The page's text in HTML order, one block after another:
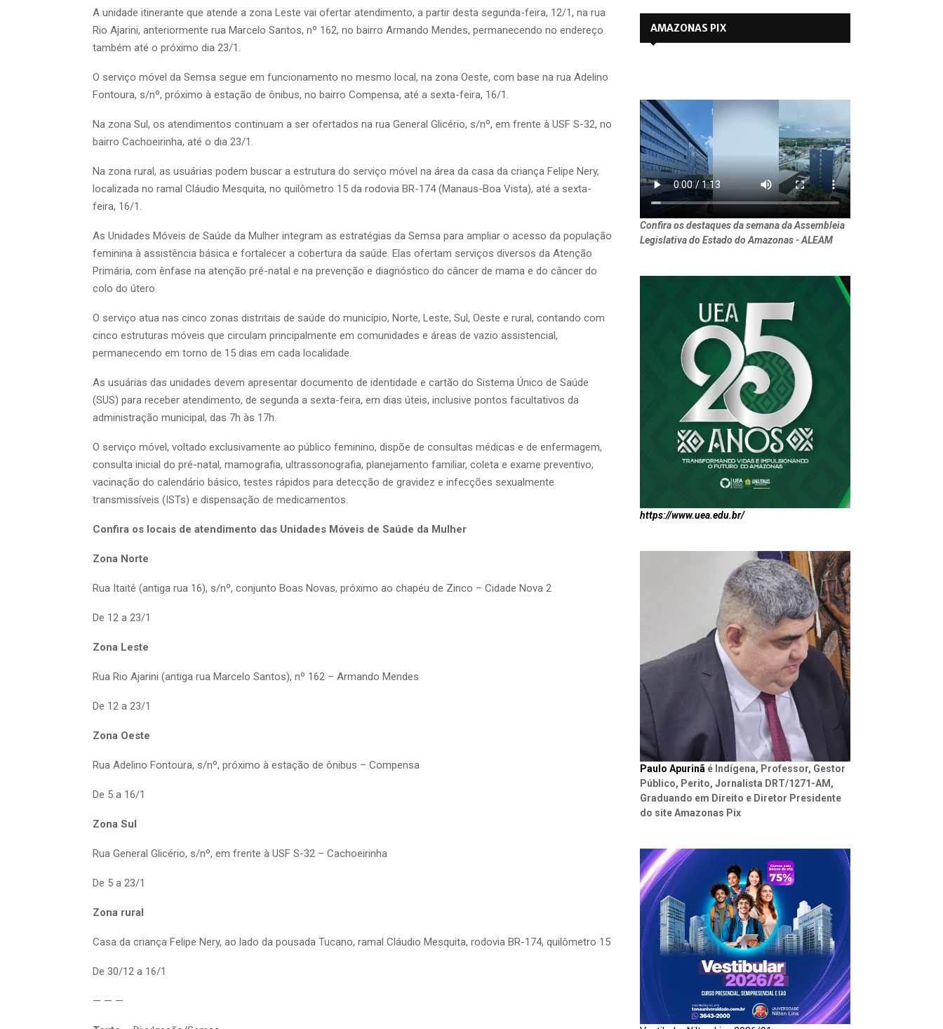
A unidade itinerante que atende a zona Leste vai ofertar atendimento, a partir desta segunda-feira, 12/1, na rua
Rio Ajarini, anteriormente rua Marcelo Santos, nº 162, no bairro Armando Mendes, permanecendo no endereço
também até o próximo dia 23/1.
O serviço móvel da Semsa segue em funcionamento no mesmo local, na zona Oeste, com base na rua Adelino
Fontoura, s/nº, próximo à estação de ônibus, no bairro Compensa, até a sexta-feira, 16/1.
Na zona Sul, os atendimentos continuam a ser ofertados na rua General Glicério, s/nº, em frente à USF S-32, no
bairro Cachoeirinha, até o dia 23/1.
Na zona rural, as usuárias podem buscar a estrutura do serviço móvel na área da casa da criança Felipe Nery,
localizada no ramal Cláudio Mesquita, no quilômetro 15 da rodovia BR-174 (Manaus-Boa Vista), até a sexta-
feira, 16/1.
As Unidades Móveis de Saúde da Mulher integram as estratégias da Semsa para ampliar o acesso da população
feminina à assistência básica e fortalecer a cobertura da saúde. Elas ofertam serviços diversos da Atenção
Primária, com ênfase na atenção pré-natal e na prevenção e diagnóstico do câncer de mama e do câncer do
colo do útero.
O serviço atua nas cinco zonas distritais de saúde do município, Norte, Leste, Sul, Oeste e rural, contando com
cinco estruturas móveis que circulam principalmente em comunidades e áreas de vazio assistencial,
permanecendo em torno de 15 dias em cada localidade.
As usuárias das unidades devem apresentar documento de identidade e cartão do Sistema Único de Saúde
(SUS) para receber atendimento, de segunda a sexta-feira, em dias úteis, inclusive pontos facultativos da
administração municipal, das 7h às 17h.
O serviço móvel, voltado exclusivamente ao público feminino, dispõe de consultas médicas e de enfermagem,
consulta inicial do pré-natal, mamografia, ultrassonografia, planejamento familiar, coleta e exame preventivo,
vacinação do calendário básico, testes rápidos para detecção de gravidez e infecções sexualmente
transmissíveis (ISTs) e dispensação de medicamentos.
Confira os locais de atendimento das Unidades Móveis de Saúde da Mulher
Zona Norte
Rua Itaitê (antiga rua 16), s/nº, conjunto Boas Novas, próximo ao chapéu de Zinco – Cidade Nova 2
De 12 a 23/1
Zona Leste
Rua Rio Ajarini (antiga rua Marcelo Santos), nº 162 – Armando Mendes
De 12 a 23/1
Zona Oeste
Rua Adelino Fontoura, s/nº, próximo à estação de ônibus – Compensa
De 5 a 16/1
Zona Sul
Rua General Glicério, s/nº, em frente à USF S-32 – Cachoeirinha
De 5 a 23/1
Zona rural
Casa da criança Felipe Nery, ao lado da pousada Tucano, ramal Cláudio Mesquita, rodovia BR-174, quilômetro 15
De 30/12 a 16/1
— — —
AMAZONAS PIX
Confira os destaques da semana da Assembleia
Legislativa do Estado do Amazonas - ALEAM
https://www.uea.edu.br/
Paulo Apurinã é Indígena, Professor, Gestor
Público, Perito, Jornalista DRT/1271-AM,
Graduando em Direito e Diretor Presidente
do site Amazonas Pix